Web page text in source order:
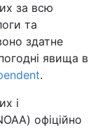
за всю
та
здатне
явища в
.
і
офіційно